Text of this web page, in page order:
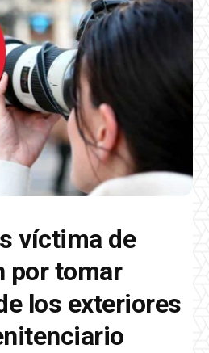
víctima de
por tomar
los exteriores